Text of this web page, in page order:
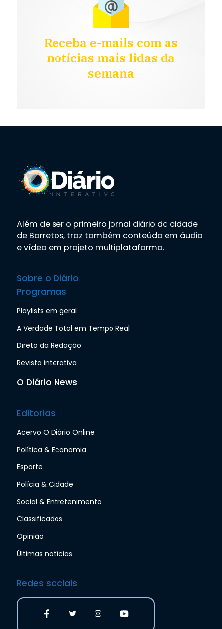
Receba e-mails com as
notícias mais lidas da
semana
Além de ser o primeiro jornal diário da cidade
de Barretos, traz também conteúdo em áudio
e vídeo em projeto multiplataforma.
Sobre o Diário
Programas
Playlists em geral
A Verdade Total em Tempo Real
Direto da Redação
Revista interativa
O Diário News
Editorias
Acervo O Diário Online
Política & Economia
Esporte
Polícia & Cidade
Social & Entretenimento
Classificados
Opinião
Últimas notícias
Redes sociais